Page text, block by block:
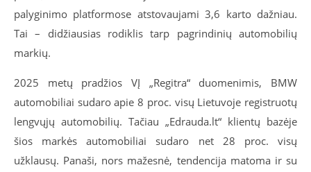
palyginimo platformose atstovaujami 3,6 karto dažniau.
Tai – didžiausias rodiklis tarp pagrindinių automobilių
markių.
2025 metų pradžios VĮ „Regitra“ duomenimis, BMW
automobiliai sudaro apie 8 proc. visų Lietuvoje registruotų
lengvųjų automobilių. Tačiau „Edrauda.lt“ klientų bazėje
šios markės automobiliai sudaro net 28 proc. visų
užklausų. Panaši, nors mažesnė, tendencija matoma ir su